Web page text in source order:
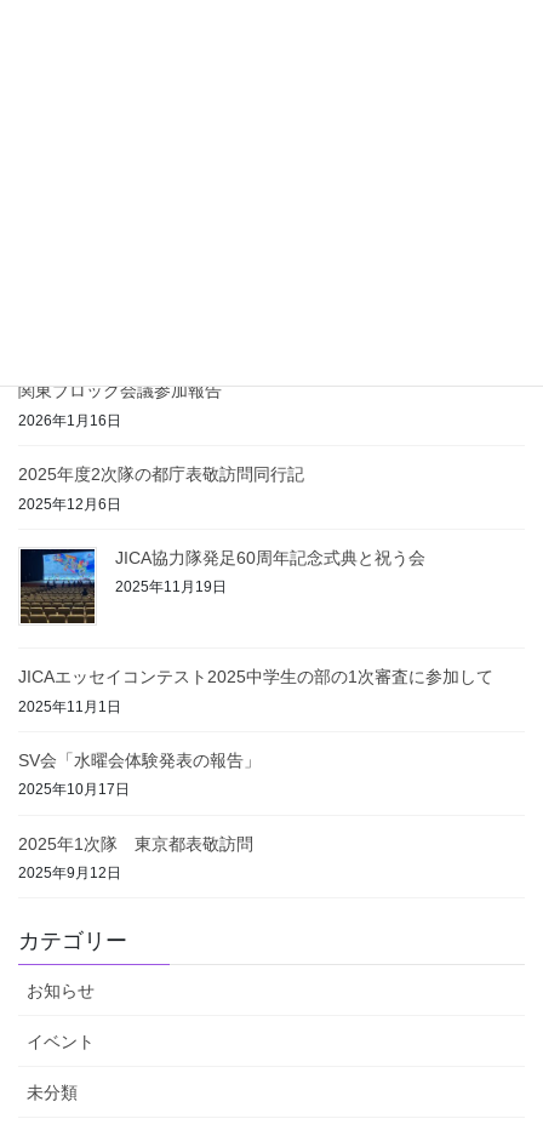
関東ブロック会議参加報告
2026年1月16日
2025年度2次隊の都庁表敬訪問同行記
2025年12月6日
JICA協力隊発足60周年記念式典と祝う会
2025年11月19日
JICAエッセイコンテスト2025中学生の部の1次審査に参加して
2025年11月1日
SV会「水曜会体験発表の報告」
2025年10月17日
2025年1次隊 東京都表敬訪問
2025年9月12日
カテゴリー
お知らせ
イベント
未分類